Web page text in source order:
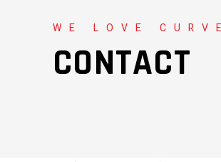
WE LOVE
CONTACT